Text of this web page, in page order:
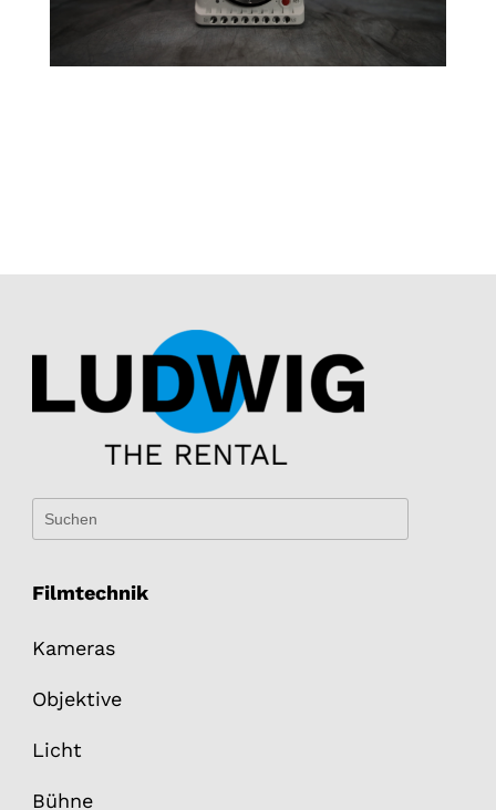
Filmtechnik
Kameras
Objektive
Licht
Bühne